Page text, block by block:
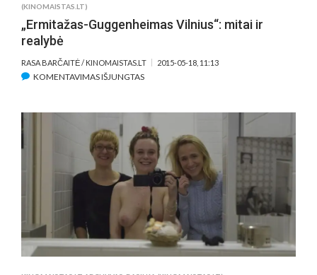
(KINOMAISTAS.LT)
„Ermitažas-Guggenheimas Vilnius“: mitai ir
realybė
RASA BARČAITĖ / KINOMAISTAS.LT 2015-05-18, 11:13
KOMENTAVIMAS IŠJUNGTASĮRAŠE
MITAI
IR
REALYBĖ